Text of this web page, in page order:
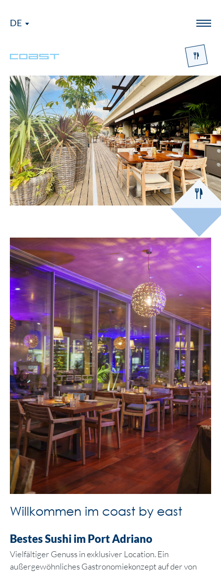
DE Menü
Logo Coast
Willkommen im coast by east
Bestes Sushi im Port Adriano
Vielfältiger Genuss in exklusiver Location. Ein
außergewöhnliches Gastronomiekonzept auf der von